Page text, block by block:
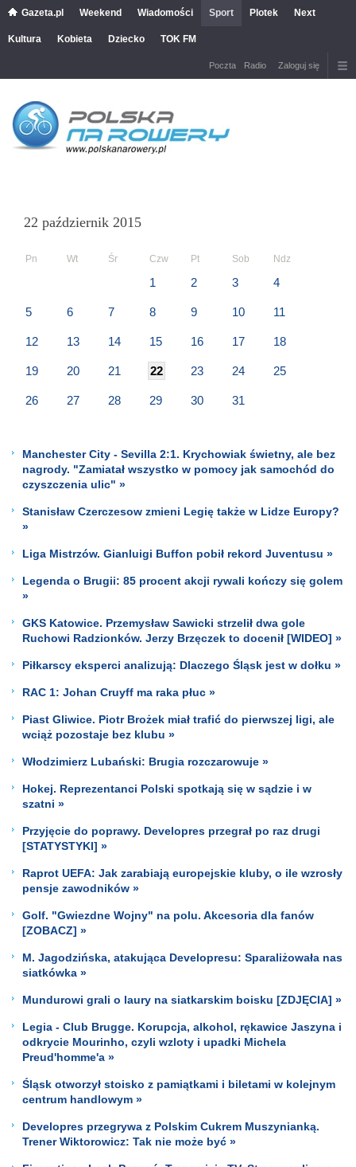
Gazeta.pl Weekend Wiadomości Sport Plotek Next
Kultura Kobieta Dziecko TOK FM
Poczta Radio Zaloguj się
22 październik 2015
Pn Wt Śr Czw Pt Sob Ndz
1 2 3 4
5 6 7 8 9 10 11
12 13 14 15 16 17 18
19 20 21 22 23 24 25
26 27 28 29 30 31
Manchester City - Sevilla 2:1. Krychowiak świetny, ale bez
nagrody. "Zamiatał wszystko w pomocy jak samochód do
czyszczenia ulic" »
Stanisław Czerczesow zmieni Legię także w Lidze Europy?
»
Liga Mistrzów. Gianluigi Buffon pobił rekord Juventusu »
Legenda o Brugii: 85 procent akcji rywali kończy się golem
»
GKS Katowice. Przemysław Sawicki strzelił dwa gole
Ruchowi Radzionków. Jerzy Brzęczek to docenił [WIDEO] »
Piłkarscy eksperci analizują: Dlaczego Śląsk jest w dołku »
RAC 1: Johan Cruyff ma raka płuc »
Piast Gliwice. Piotr Brożek miał trafić do pierwszej ligi, ale
wciąż pozostaje bez klubu »
Włodzimierz Lubański: Brugia rozczarowuje »
Hokej. Reprezentanci Polski spotkają się w sądzie i w
szatni »
Przyjęcie do poprawy. Developres przegrał po raz drugi
[STATYSTYKI] »
Raprot UEFA: Jak zarabiają europejskie kluby, o ile wzrosły
pensje zawodników »
Golf. "Gwiezdne Wojny" na polu. Akcesoria dla fanów
[ZOBACZ] »
M. Jagodzińska, atakująca Developresu: Sparaliżowała nas
siatkówka »
Mundurowi grali o laury na siatkarskim boisku [ZDJĘCIA] »
Legia - Club Brugge. Korupcja, alkohol, rękawice Jaszyna i
odkrycie Mourinho, czyli wzloty i upadki Michela
Preud'homme'a »
Śląsk otworzył stoisko z pamiątkami i biletami w kolejnym
centrum handlowym »
Developres przegrywa z Polskim Cukrem Muszynianką.
Trener Wiktorowicz: Tak nie może być »